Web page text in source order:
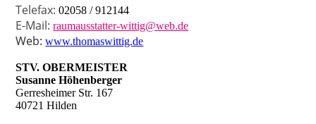
Telefax: 02058 / 912144
E-Mail: raumausstatter-wittig@web.de
Web: www.thomaswittig.de
STV. OBERMEISTER
Susanne Höhenberger
Gerresheimer Str. 167
40721 Hilden